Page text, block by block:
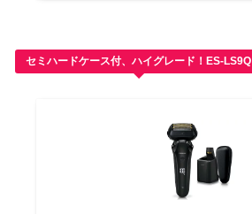
セミハードケース付、ハイグレード！ES-LS9Q